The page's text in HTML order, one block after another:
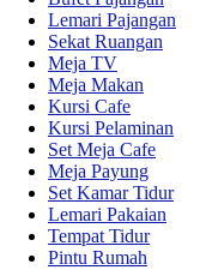
Lemari Pajangan
Sekat Ruangan
Meja TV
Meja Makan
Kursi Cafe
Kursi Pelaminan
Set Meja Cafe
Meja Payung
Set Kamar Tidur
Lemari Pakaian
Tempat Tidur
Pintu Rumah